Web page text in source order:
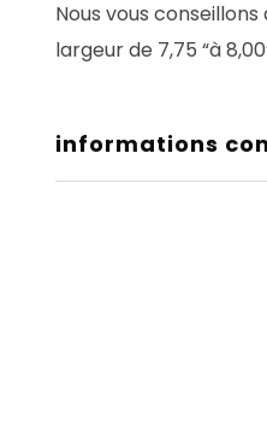
Nous vous
largeur de 7,75 “à
informations